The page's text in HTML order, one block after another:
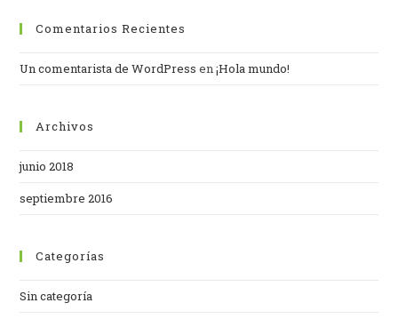
Comentarios Recientes
Un comentarista de WordPress en¡Hola mundo!
Archivos
junio 2018
septiembre 2016
Categorías
Sin categoría